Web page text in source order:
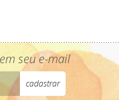
seu e-mail